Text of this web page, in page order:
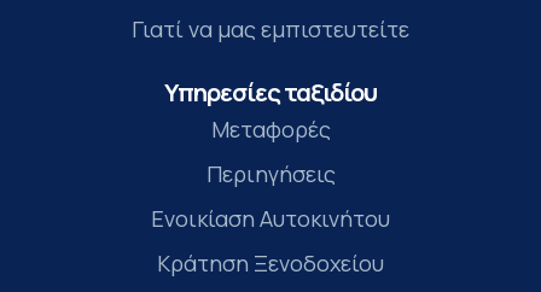
Γιατί να μας εμπιστευτείτε
Υπηρεσίες ταξιδίου
Μεταφορές
Περιηγήσεις
Ενοικίαση Αυτοκινήτου
Κράτηση Ξενοδοχείου